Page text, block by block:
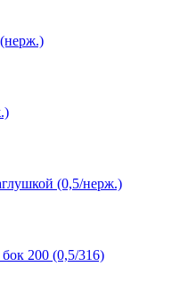
(0,5/нерж.)
200 (0,5/316)